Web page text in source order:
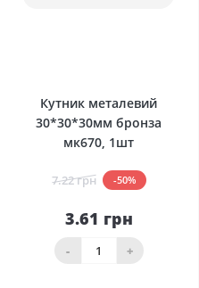
Кутник металевий
30*30*30мм бронза
мк670, 1шт
7.22 грн -50%
3.61 грн
- +